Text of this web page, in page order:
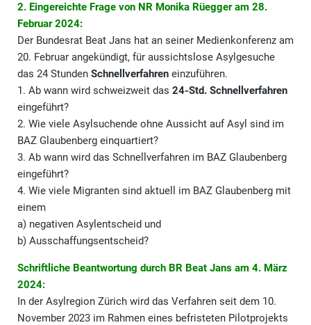
2. Eingereichte Frage von NR Monika Rüegger am 28.
Februar 2024:
Der Bundesrat Beat Jans hat an seiner Medienkonferenz am
20. Februar angekündigt, für aussichtslose Asylgesuche
das 24 Stunden Schnellverfahren einzuführen.
1. Ab wann wird schweizweit das 24-Std. Schnellverfahren
eingeführt?
2. Wie viele Asylsuchende ohne Aussicht auf Asyl sind im
BAZ Glaubenberg einquartiert?
3. Ab wann wird das Schnellverfahren im BAZ Glaubenberg
eingeführt?
4. Wie viele Migranten sind aktuell im BAZ Glaubenberg mit
einem
a) negativen Asylentscheid und
b) Ausschaffungsentscheid?
Schriftliche Beantwortung durch BR Beat Jans am 4. März
2024:
In der Asylregion Zürich wird das Verfahren seit dem 10.
November 2023 im Rahmen eines befristeten Pilotprojekts